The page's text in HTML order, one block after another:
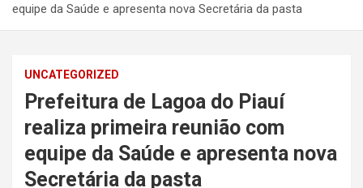
equipe da Saúde e apresenta nova Secretária da pasta
UNCATEGORIZED
Prefeitura de Lagoa do Piauí
realiza primeira reunião com
equipe da Saúde e apresenta nova
Secretária da pasta